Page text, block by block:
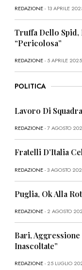
REDAZIONE- 13 APRILE
Truffa Dello Spid,
“Pericolosa”
REDAZIONE- 5 APRILE 2025
POLITICA
Lavoro Di
REDAZIONE- 7 AGOSTO
Fratelli D’Italia
REDAZIONE- 3 AGOSTO
Puglia, Ok Alla
REDAZIONE- 2 AGOSTO
Bari, Aggressione
Inascoltate”
REDAZIONE- 25 LUGLIO